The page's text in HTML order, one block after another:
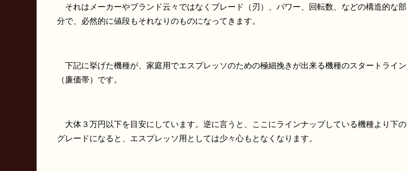
それはメーカーやブランド云々ではなくブレード（刃）、パワー、回転数、などの構造的な部
分で、必然的に値段もそれなりのものになってきます。
下記に挙げた機種が、家庭用でエスプレッソのための極細挽きが出来る機種のスタートライン
（廉価帯）です。
大体３万円以下を目安にしています。逆に言うと、ここにラインナップしている機種より下の
グレードになると、エスプレッソ用としては少々心もとなくなります。